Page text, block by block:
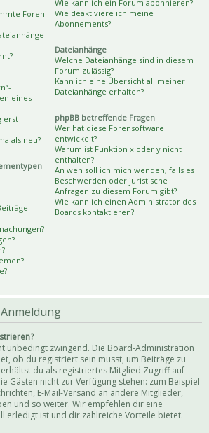
Foren
eines
erst
als neu?
Wie kann ich ein Forum abonnieren?
Wie deaktiviere ich meine
Abonnements?
Dateianhänge
Welche Dateianhänge sind in diesem
Forum zulässig?
Kann ich eine Übersicht all meiner
Dateianhänge erhalten?
phpBB betreffende Fragen
Wer hat diese Forensoftware
entwickelt?
Warum ist Funktion x oder y nicht
enthalten?
An wen soll ich mich wenden, falls es
Beschwerden oder juristische
Anfragen zu diesem Forum gibt?
Wie kann ich einen Administrator des
Boards kontaktieren?
unbedingt zwingend. Die Board-Administration
ob du registriert sein musst, um Beiträge zu
du als registriertes Mitglied Zugriff auf
Gästen nicht zur Verfügung stehen: zum Beispiel
E-Mail-Versand an andere Mitglieder,
und so weiter. Wir empfehlen dir eine
erledigt ist und dir zahlreiche Vorteile bietet.